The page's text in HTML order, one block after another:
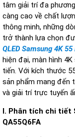
tâm giải tríđa
càng cao về chất lư
thông minh, những d
trở thành lựa chọn đư
QLED Samsung 4K
hiện đại, màn hình 4K
tiến. Với kích thước
sản phẩm mang đến
và giải trí trực tuyến
I. Phân tích chi tiết
QA55Q6FA